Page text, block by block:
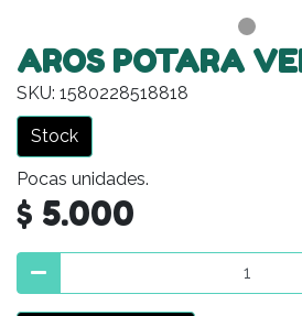
AROS POTARA
SKU: 1580228518818
Stock
Pocas unidades.
$ 5.000